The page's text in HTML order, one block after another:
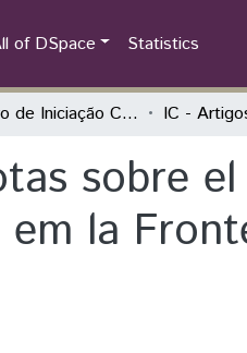
of DSpace Statistics
IV Encontro de Iniciação Científica da Unila “UNILA 5 anos: Integração em Ciência, Tecnologia e Cultura na Tríplice Fronteira” IC -
sobre
la